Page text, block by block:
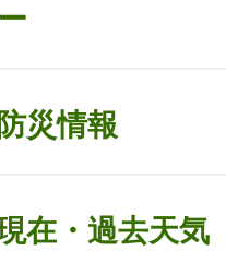
災情報
在・過去天気